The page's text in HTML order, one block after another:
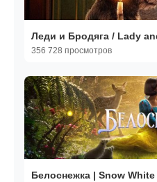
Леди и Бродяга / Lady
356 728 просмотров
Белоснежка | Snow White